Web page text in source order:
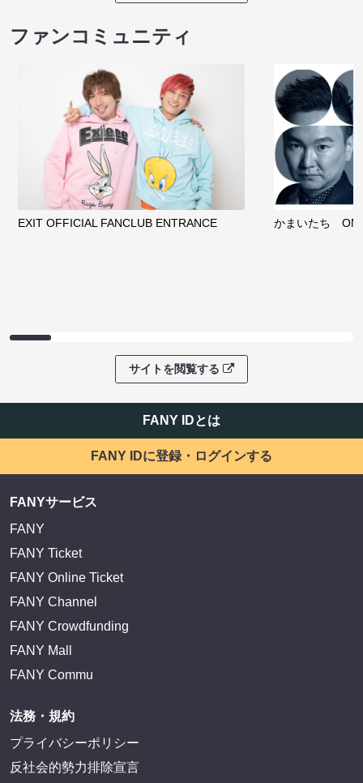
ファンコミュニティ
EXIT OFFICIAL FANCLUB ENTRANCE かまいたち
サイトを閲覧する
FANY IDとは
FANY IDに登録・ログインする
FANYサービス
FANY
FANY Ticket
FANY Online Ticket
FANY Channel
FANY Crowdfunding
FANY Mall
FANY Commu
法務・規約
プライバシーポリシー
反社会的勢力排除宣言